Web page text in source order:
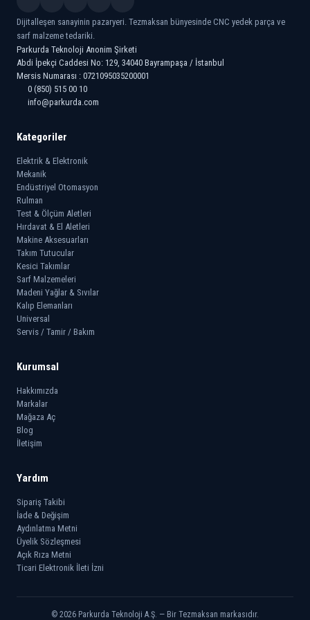
Dijitalleşen sanayinin pazaryeri. Tezmaksan bünyesinde CNC yedek parça ve
sarf malzeme tedariki.
Parkurda Teknoloji Anonim Şirketi
Abdi İpekçi Caddesi No: 129, 34040 Bayrampaşa / İstanbul
Mersis Numarası : 0721095035200001
0 (850) 515 00 10
info@parkurda.com
Kategoriler
Elektrik & Elektronik
Mekanik
Endüstriyel Otomasyon
Rulman
Test & Ölçüm Aletleri
Hırdavat & El Aletleri
Makine Aksesuarları
Takım Tutucular
Kesici Takımlar
Sarf Malzemeleri
Madeni Yağlar & Sıvılar
Kalıp Elemanları
Universal
Servis / Tamir / Bakım
Kurumsal
Hakkımızda
Markalar
Mağaza Aç
Blog
İletişim
Yardım
Sipariş Takibi
İade & Değişim
Aydınlatma Metni
Üyelik Sözleşmesi
Açık Rıza Metni
Ticari Elektronik İleti İzni
© 2026 Parkurda Teknoloji A.Ş. — Bir Tezmaksan markasıdır.